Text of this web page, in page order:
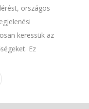
országos
keressük az
Ez